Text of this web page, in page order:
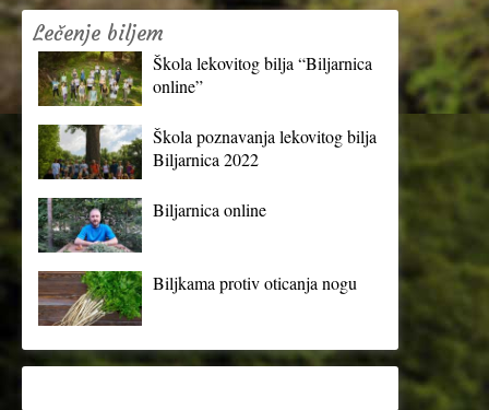
Lečenje biljem
Škola lekovitog bilja “Biljarnica
online”
Škola poznavanja lekovitog bilja
Biljarnica 2022
Biljarnica online
Biljkama protiv oticanja nogu